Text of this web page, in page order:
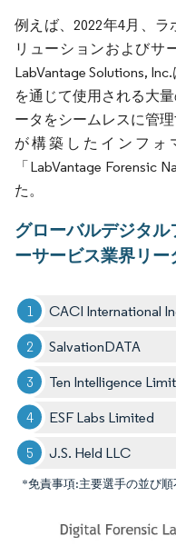
例えば、2022年4月、
リューションおよびサ
LabVantage Solutions,
を通じて使用される大
ータをシームレスに管
が構築したインフォ
「LabVantage
た。
グローバルデジタル
ーサービス業界リー
CACI International
SalvationDATA
Ten Intelligence
ESF Labs Limited
J.S. Held LLC
*免責事項:主要選手の並び順